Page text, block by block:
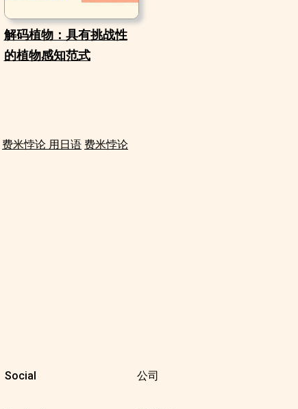
解码植物：具有挑战性
的植物感知范式
费米悖论 用日语 费米悖论
Social 公司